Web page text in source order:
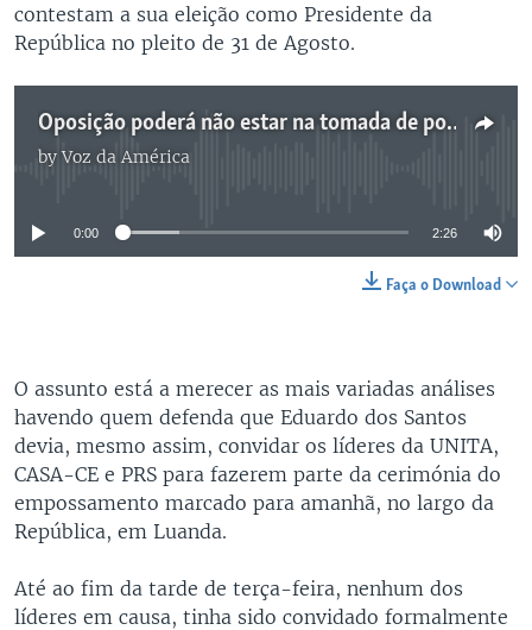
contestam a sua eleição como Presidente da
República no pleito de 31 de Agosto.
Oposição poderá não estar na tomada de posse de Eduardo dos Santos
byVoz da América
No media source currently available
0:00 2:26
Faça o Download
O assunto está a merecer as mais variadas análises
havendo quem defenda que Eduardo dos Santos
devia, mesmo assim, convidar os líderes da UNITA,
CASA-CE e PRS para fazerem parte da cerimónia do
empossamento marcado para amanhã, no largo da
República, em Luanda.
Até ao fim da tarde de terça-feira, nenhum dos
líderes em causa, tinha sido convidado formalmente